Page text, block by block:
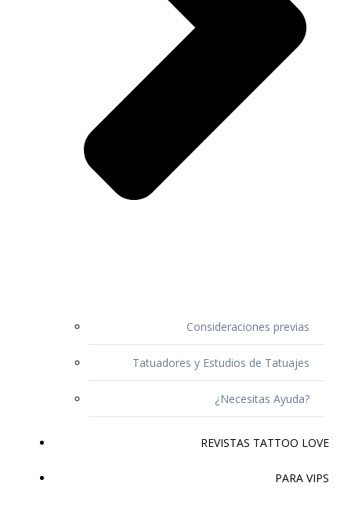
Consideraciones previas
Tatuadores y Estudios de Tatuajes
¿Necesitas Ayuda?
REVISTAS TATTOO LOVE
PARA VIPS